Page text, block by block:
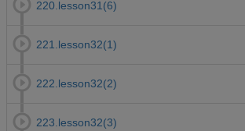
220.lesson31(6)
221.lesson32(1)
222.lesson32(2)
223.lesson32(3)